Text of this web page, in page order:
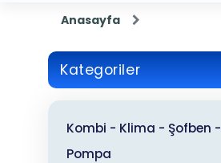
Anasayfa
Kategoriler
Kombi - Klima - Şofben -
Pompa